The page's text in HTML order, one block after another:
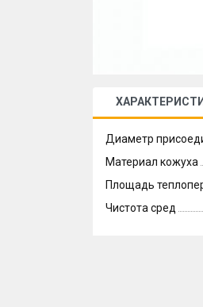
Диаметр
Материал кожуха
Площадь
Чистота сред